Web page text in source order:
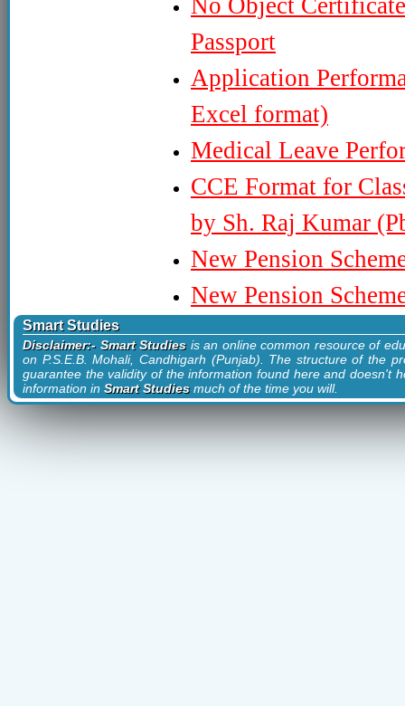
No Object
Passport
Application
Excel format)
Medical Leave
CCE Format for
by Sh. Raj Kumar
New Pension
New Pension
Smart Studies
Disclaimer:- Smart Studiesis an online common resource of
on P.S.E.B. Mohali, Candhigarh (Punjab). The structure of the
guarantee the validity of the information found here and doesn't
information in Smart Studiesmuch of the time you will.